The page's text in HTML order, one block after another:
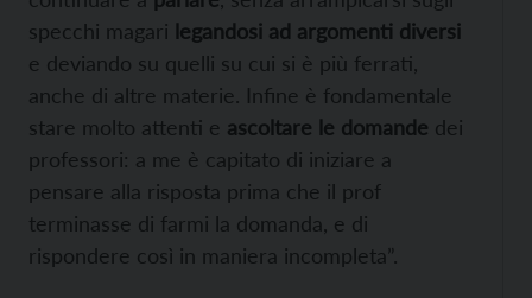
specchi magari legandosi ad argomenti diversi
e deviando su quelli su cui si è più ferrati,
anche di altre materie. Infine è fondamentale
stare molto attenti e ascoltare le domande dei
professori: a me è capitato di iniziare a
pensare alla risposta prima che il prof
terminasse di farmi la domanda, e di
rispondere così in maniera incompleta”.